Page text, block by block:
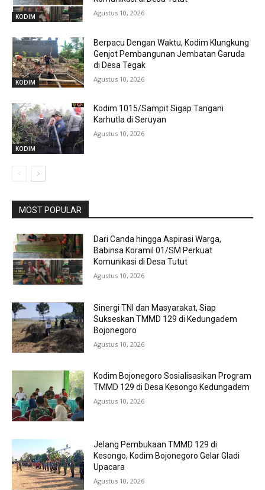
KODIM Agustus 10, 2026
KODIM
Berpacu Dengan Waktu, Kodim Klungkung
Genjot Pembangunan Jembatan Garuda
di Desa Tegak
Agustus 10, 2026
KODIM
Kodim 1015/Sampit Sigap Tangani
Karhutla di Seruyan
Agustus 10, 2026
MOST POPULAR
Dari Canda hingga Aspirasi Warga,
Babinsa Koramil 01/SM Perkuat
Komunikasi di Desa Tutut
Agustus 10, 2026
Sinergi TNI dan Masyarakat, Siap
Sukseskan TMMD 129 di Kedungadem
Bojonegoro
Agustus 10, 2026
Kodim Bojonegoro Sosialisasikan Program
TMMD 129 di Desa Kesongo Kedungadem
Agustus 10, 2026
Jelang Pembukaan TMMD 129 di
Kesongo, Kodim Bojonegoro Gelar Gladi
Upacara
Agustus 10, 2026